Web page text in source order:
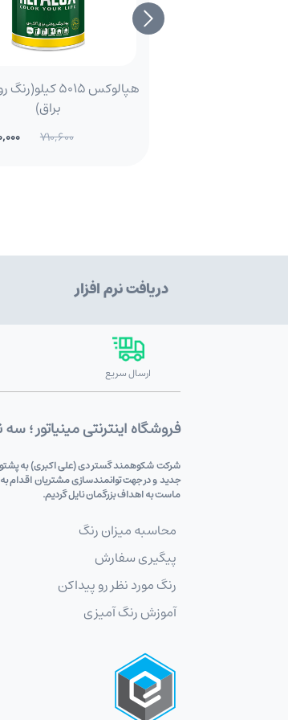
هپالوکس 5015
براق)
710,600
دریافت نرم افزار
ارسال سریع
فروشگاه اینترنتی مینیاتور ؛
جدید و در جهت توانمندسازی مشتریان اقدام
ماست به اهداف بزرگمان نایل گردیم.
محاسبه میزان رنگ
پیگیری سفارش
رنگ مورد نظر رو پیداکن
آموزش رنگ آمیزی